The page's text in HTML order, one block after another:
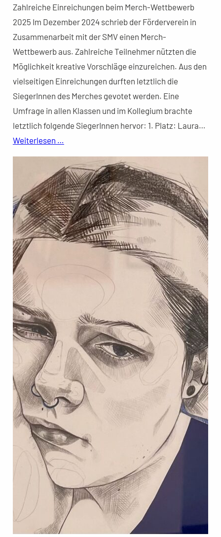
Zahlreiche Einreichungen beim Merch-Wettbewerb
2025 Im Dezember 2024 schrieb der Förderverein in
Zusammenarbeit mit der SMV einen Merch-
Wettbewerb aus. Zahlreiche Teilnehmer nützten die
Möglichkeit kreative Vorschläge einzureichen. Aus den
vielseitigen Einreichungen durften letztlich die
SiegerInnen des Merches gevotet werden. Eine
Umfrage in allen Klassen und im Kollegium brachte
letztlich folgende SiegerInnen hervor: 1. Platz: Laura…
Weiterlesen …